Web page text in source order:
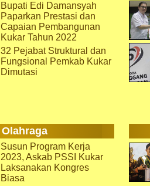
Bupati Edi Damansyah
Paparkan Prestasi dan
Capaian Pembangunan
Kukar Tahun 2022
32 Pejabat Struktural dan
Fungsional Pemkab Kukar
Dimutasi
Olahraga
Susun Program Kerja
2023, Askab PSSI Kukar
Laksanakan Kongres
Biasa